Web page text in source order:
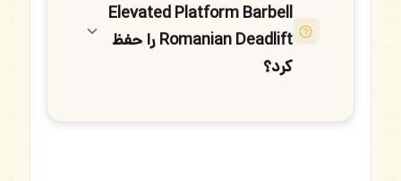
Elevated Platform Barbell
Romanian Deadlift را حفظ
کرد؟